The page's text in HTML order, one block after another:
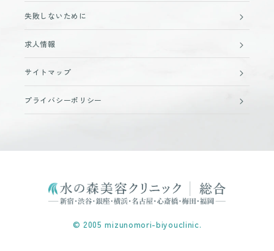
失敗しないために
求人情報
サイトマップ
プライバシーポリシー
© 2005 mizunomori-biyouclinic.